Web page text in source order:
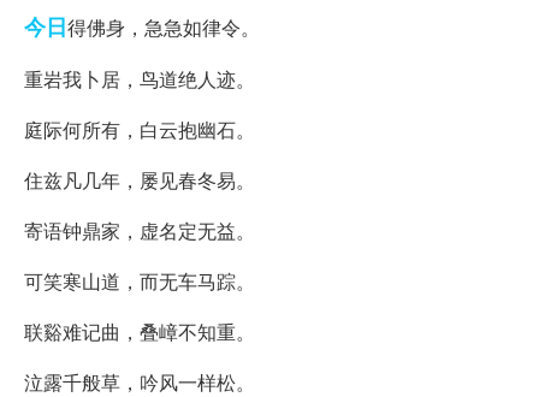
今日得佛身，急急如律令。
重岩我卜居，鸟道绝人迹。
庭际何所有，白云抱幽石。
住兹凡几年，屡见春冬易。
寄语钟鼎家，虚名定无益。
可笑寒山道，而无车马踪。
联谿难记曲，叠嶂不知重。
泣露千般草，吟风一样松。